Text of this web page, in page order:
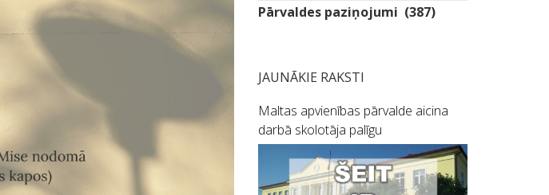
Pārvaldes paziņojumi (387)
JAUNĀKIE RAKSTI
Maltas apvienības pārvalde aicina
darbā skolotāja palīgu